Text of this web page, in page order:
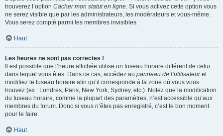
trouverez l’option Cacher mon statut en ligne. Si vous activez cette option vous
ne serez visible que par les administrateurs, les modérateurs et vous-même.
Vous serez compté parmi les membres invisibles.
Haut
Les heures ne sont pas correctes !
Il est possible que l’heure affichée utilise un fuseau horaire différent de celui
dans lequel vous êtes. Dans ce cas, accédez au panneau de l’utilisateuret
modifiez le fuseau horaire afin qu’il corresponde à la zone où vous vous
trouvez (ex : Londres, Paris, New York, Sydney, etc.). Notez que la modification
du fuseau horaire, comme la plupart des paramètres, n’est accessible qu’aux
membres du forum. Donc si vous n’êtes pas enregistré, c’est le bon moment
pour le faire.
Haut